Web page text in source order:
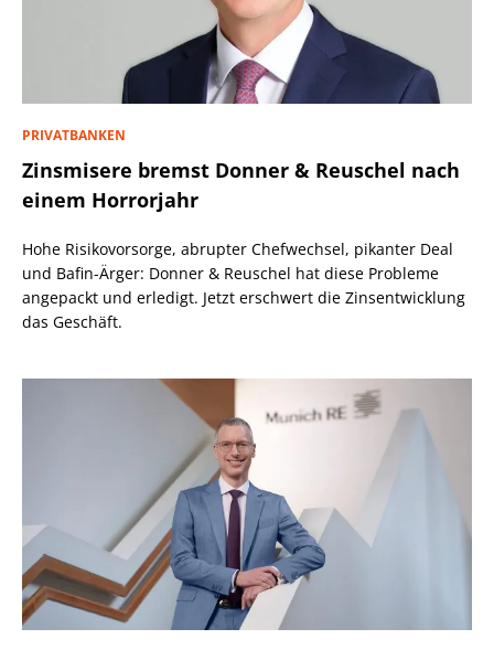
PRIVATBANKEN
Zinsmisere bremst Donner & Reuschel nach
einem Horrorjahr
Hohe Risikovorsorge, abrupter Chefwechsel, pikanter Deal
und Bafin-Ärger: Donner & Reuschel hat diese Probleme
angepackt und erledigt. Jetzt erschwert die Zinsentwicklung
das Geschäft.